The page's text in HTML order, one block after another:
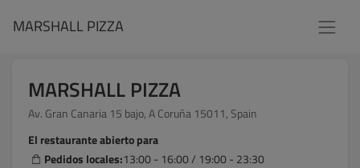
MARSHALL PIZZA
MARSHALL PIZZA
Av. Gran Canaria 15 bajo, A Coruña 15011, Spain
El restaurante abierto para
Pedidos locales:13:00 - 16:00 / 19:00 - 23:30